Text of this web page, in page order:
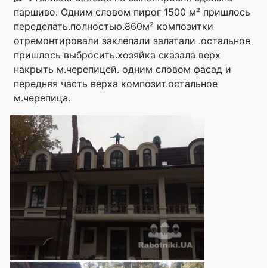
паршиво. Одним словом пирог 1500 м² пришлось
переделать.полностью.860м² композитки
отремонтировали заклепали залатали .остальное
пришлось выбросить.хозяйка сказала верх
накрыть м.черепицей. одним словом фасад и
передняя часть верха композит.остальное
м.черепица.